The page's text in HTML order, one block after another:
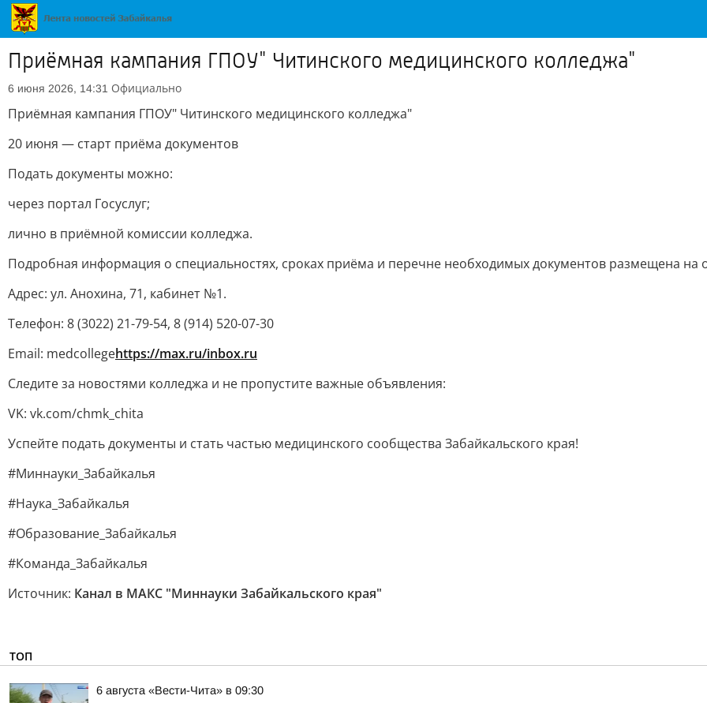
Приёмная кампания ГПОУ" Читинского медицинского колледжа"
6 июня 2026, 14:31 Официально
Приёмная кампания ГПОУ" Читинского медицинского колледжа"
20 июня — старт приёма документов
Подать документы можно:
через портал Госуслуг;
лично в приёмной комиссии колледжа.
Подробная информация о специальностях, сроках приёма и перечне необходимых документов размещена
Адрес: ул. Анохина, 71, кабинет №1.
Телефон: 8 (3022) 21-79-54, 8 (914) 520-07-30
Email: medcollegehttps://max.ru/inbox.ru
Следите за новостями колледжа и не пропустите важные объявления:
VK: vk.com/chmk_chita
Успейте подать документы и стать частью медицинского сообщества Забайкальского края!
#Миннауки_Забайкалья
#Наука_Забайкалья
#Образование_Забайкалья
#Команда_Забайкалья
Источник: Канал в МАКС "Миннауки Забайкальского края"
ТОП
6 августа «Вести-Чита» в 09:30